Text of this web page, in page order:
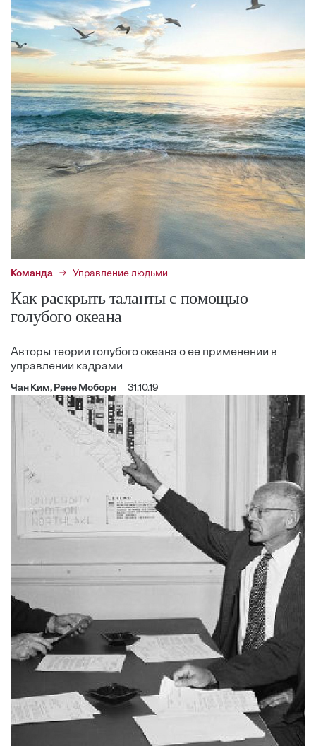
Команда Управление людьми
Как раскрыть таланты с помощью
голубого океана
Авторы теории голубого океана о ее применении в
управлении кадрами
Чан Ким, Рене Моборн 31.10.19